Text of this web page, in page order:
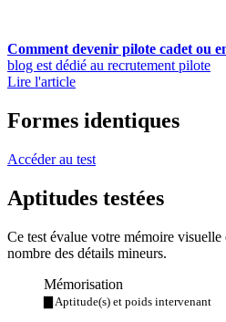
Comment devenir pilote cadet ou
blog est dédié au recrutement pilote
Lire l'article
Formes identiques
Accéder au test
Aptitudes testées
Ce test évalue votre mémoire visuelle
nombre des détails mineurs.
Mémorisation
▇ Aptitude(s) et poids intervenant